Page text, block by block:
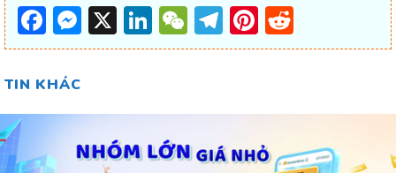
Facebook
Messenger
X LinkedIn
WeChat
Telegram
Pinterest
TIN KHÁC